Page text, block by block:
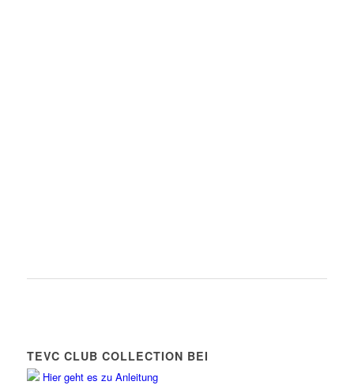
TEVC CLUB COLLECTION BEI
Hier geht es zu Anleitung